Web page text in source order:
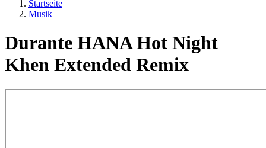
Startseite
Musik
Durante HANA Hot Night
Khen Extended Remix